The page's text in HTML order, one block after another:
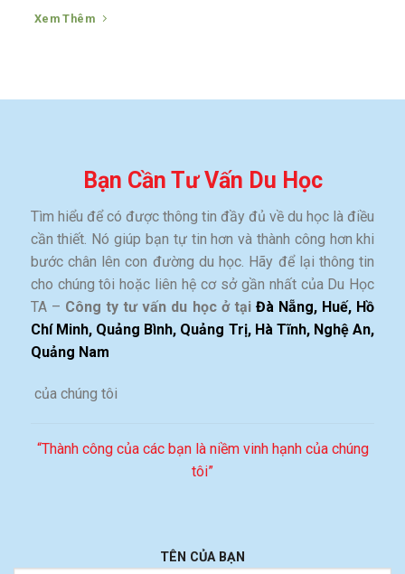
Xem Thêm
Bạn Cần Tư Vấn Du Học
Tìm hiểu để có được thông tin đầy đủ về du học là điều
cần thiết. Nó giúp bạn tự tin hơn và thành công hơn khi
bước chân lên con đường du học. Hãy để lại thông tin
cho chúng tôi hoặc liên hệ cơ sở gần nhất của Du Học
TA – Công ty tư vấn du học ở tại Đà Nẵng, Huế, Hồ
Chí Minh, Quảng Bình, Quảng Trị, Hà Tĩnh, Nghệ An,
Quảng Nam
của chúng tôi
“Thành công của các bạn là niềm vinh hạnh của chúng
tôi”
TÊN CỦA BẠN